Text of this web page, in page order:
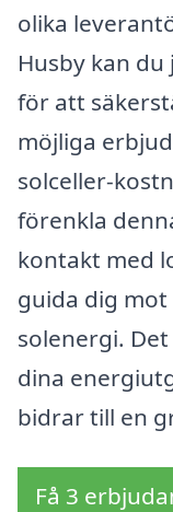
olika
Husby kan
för att
möjliga
solceller-
förenkla
kontakt med
guida dig
solenergi.
dina
bidrar till en
Få 3